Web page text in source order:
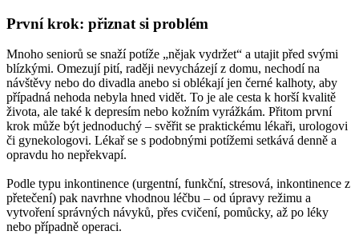
První krok: přiznat si problém
Mnoho seniorů se snaží potíže „nějak vydržet“ a utajit před svými
blízkými. Omezují pití, raději nevycházejí z domu, nechodí na
návštěvy nebo do divadla anebo si oblékají jen černé kalhoty, aby
případná nehoda nebyla hned vidět. To je ale cesta k horší kvalitě
života, ale také k depresím nebo kožním vyrážkám. Přitom první
krok může být jednoduchý – svěřit se praktickému lékaři, urologovi
či gynekologovi. Lékař se s podobnými potížemi setkává denně a
opravdu ho nepřekvapí.
Podle typu inkontinence (urgentní, funkční, stresová, inkontinence z
přetečení) pak navrhne vhodnou léčbu – od úpravy režimu a
vytvoření správných návyků, přes cvičení, pomůcky, až po léky
nebo případně operaci.